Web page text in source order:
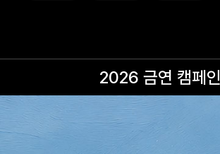
2026 금연 캠페인